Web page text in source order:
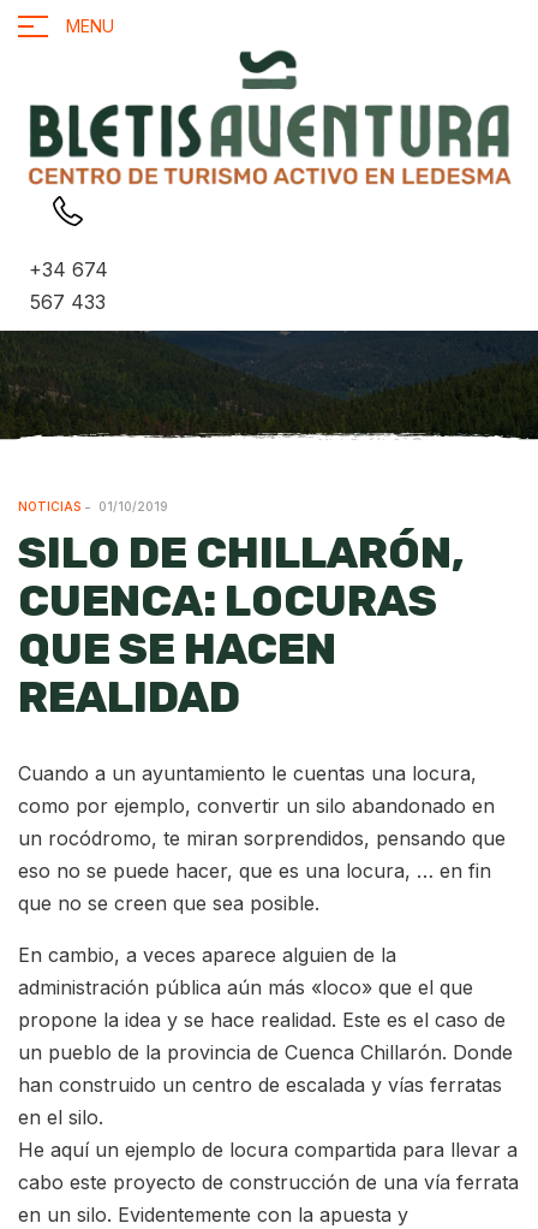
MENU
+34 674
567 433
NOTICIAS 01/10/2019
SILO DE CHILLARÓN,
CUENCA: LOCURAS
QUE SE HACEN
REALIDAD
Cuando a un ayuntamiento le cuentas una locura,
como por ejemplo, convertir un silo abandonado en
un rocódromo, te miran sorprendidos, pensando que
eso no se puede hacer, que es una locura, … en fin
que no se creen que sea posible.
En cambio, a veces aparece alguien de la
administración pública aún más «loco» que el que
propone la idea y se hace realidad. Este es el caso de
un pueblo de la provincia de Cuenca Chillarón. Donde
han construido un centro de escalada y vías ferratas
en el silo.
He aquí un ejemplo de locura compartida para llevar a
cabo este proyecto de construcción de una vía ferrata
en un silo. Evidentemente con la apuesta y